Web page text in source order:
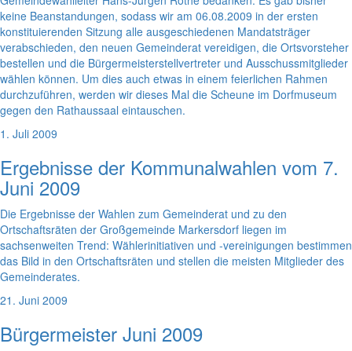
keine Beanstandungen, sodass wir am 06.08.2009 in der ersten
konstituierenden Sitzung alle ausgeschiedenen Mandatsträger
verabschieden, den neuen Gemeinderat vereidigen, die Ortsvorsteher
bestellen und die Bürgermeisterstellvertreter und Ausschussmitglieder
wählen können. Um dies auch etwas in einem feierlichen Rahmen
durchzuführen, werden wir dieses Mal die Scheune im Dorfmuseum
gegen den Rathaussaal eintauschen.
1. Juli 2009
Ergebnisse der Kommunalwahlen vom 7.
Juni 2009
Die Ergebnisse der Wahlen zum Gemeinderat und zu den
Ortschaftsräten der Großgemeinde Markersdorf liegen im
sachsenweiten Trend: Wählerinitiativen und -vereinigungen bestimmen
das Bild in den Ortschaftsräten und stellen die meisten Mitglieder des
Gemeinderates.
21. Juni 2009
Bürgermeister Juni 2009